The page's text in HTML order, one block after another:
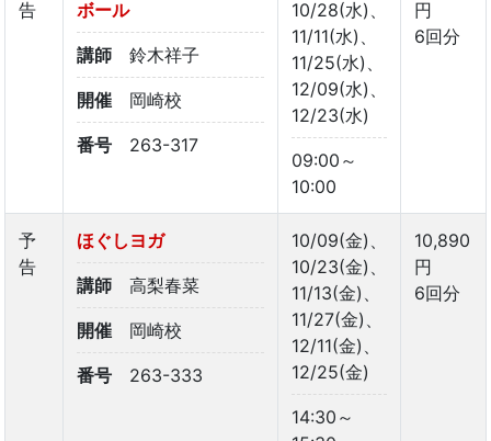
告
ボール
講師 鈴木祥子
開催 岡崎校
番号 263-317
10/28(水)、
11/11(水)、
11/25(水)、
12/09(水)、
12/23(水)
09:00～
10:00
円
6回分
予
告
ほぐしヨガ
講師 高梨春菜
開催 岡崎校
番号 263-333
10/09(金)、
10/23(金)、
11/13(金)、
11/27(金)、
12/11(金)、
12/25(金)
14:30～
10,890
円
6回分